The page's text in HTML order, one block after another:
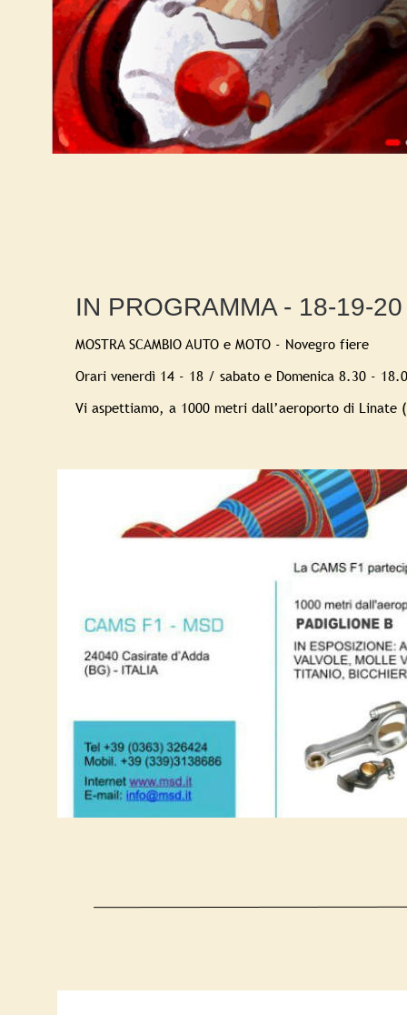
IN PROGRAMMA - 18-19-
MOSTRA SCAMBIO AUTO e MOTO - Novegro fiere
Orari venerdì 14 - 18 / sabato e Domenica 8.30 -
Vi aspettiamo, a 1000 metri dall’aeroporto di Linate